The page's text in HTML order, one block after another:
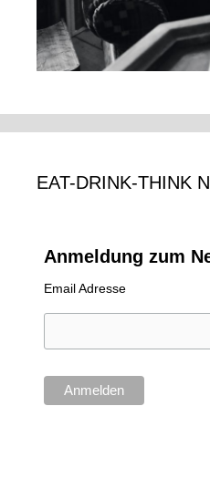
EAT-DRINK-THINK
Anmeldung zum
Email Adresse